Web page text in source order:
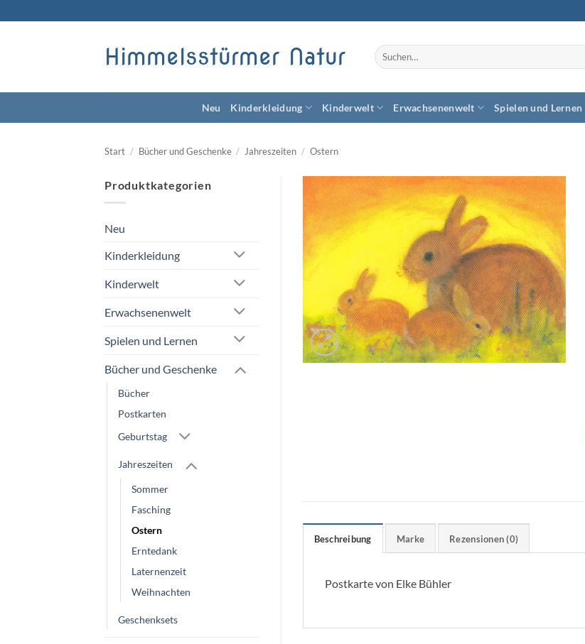
Inhalt
Himmelsstürmer Natur
Suchen
nach:
Neu Kinderkleidung Kinderwelt Erwachsenenwelt Spielen und Lernen
Start / Bücher und Geschenke / Jahreszeiten / Ostern
Produktkategorien
Neu
Kinderkleidung
Kinderwelt
Erwachsenenwelt
Spielen und Lernen
Bücher und Geschenke
Bücher
Postkarten
Geburtstag
Jahreszeiten
Sommer
Fasching
Ostern
Erntedank
Laternenzeit
Weihnachten
Geschenksets
Zum
Wunschzettel
hinzufügen
Beschreibung Marke Rezensionen (0)
Postkarte von Elke Bühler